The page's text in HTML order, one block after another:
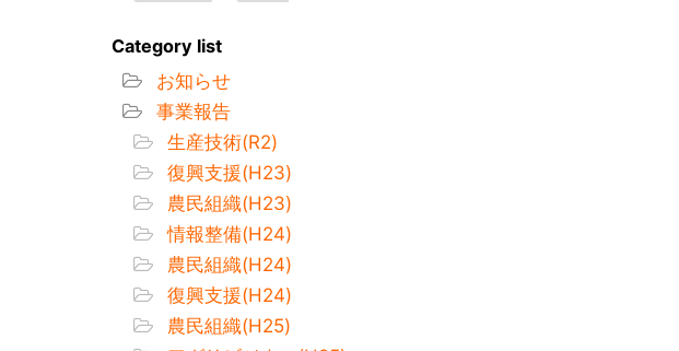
Category list
お知らせ
事業報告
生産技術(R2)
復興支援(H23)
農民組織(H23)
情報整備(H24)
農民組織(H24)
復興支援(H24)
農民組織(H25)